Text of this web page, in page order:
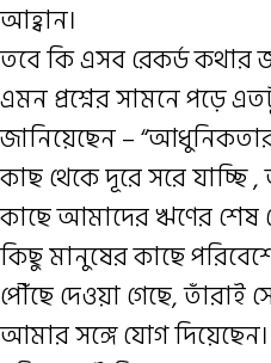
আহ্বান।
তবে কি এসব রেকর্ড কথার
এমন প্রশ্নের সামনে পড়ে
জানিয়েছেন –
কাছ থেকে দূরে সরে যাচ্ছি
কাছে আমাদের ঋণের শেষ
কিছু মানুষের কাছে
পৌঁছে দেওয়া গেছে, তাঁরাই
আমার সঙ্গে যোগ